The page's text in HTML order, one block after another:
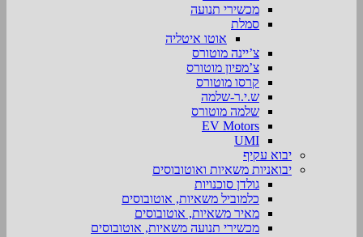
מכשירי תנועה
סמלת
אוטו איטליה
צ’יינה מוטורס
צ’מפיון מוטורס
קרסו מוטורס
ש.י.ר-שלמה
שלמה מוטורס
EV Motors
UMI
יבוא עקיף
יבואניות משאיות ואוטובוסים
גולדן סוכנויות
כלמוביל משאיות, אוטובוסים
מאיר משאיות, אוטובוסים
מכשירי תנועה משאיות, אוטובוסים